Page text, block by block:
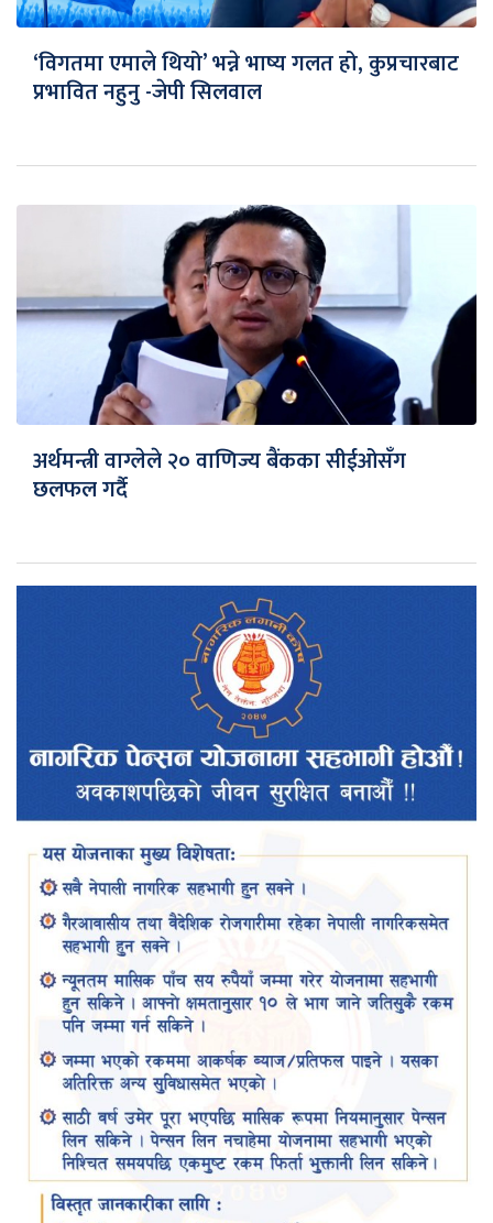
‘विगतमा एमाले थियो’ भन्ने भाष्य गलत हो, कुप्रचारबाट
प्रभावित नहुनु -जेपी सिलवाल
अर्थमन्त्री वाग्लेले २० वाणिज्य बैंकका सीईओसँग
छलफल गर्दै